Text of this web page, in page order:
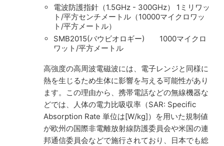
電波防護指針（1.5GHz - 300GHz） 1ミリワッ
ト/平方センチメートル（10000マイクロワッ
ト/平方メートル）
SMB2015(バウビオロギー) 1000マイクロ
ワット/平方メートル
高強度の高周波電磁波には、電子レンジと同様に
熱を生じるため生体に影響を与える可能性があり
ます。この理由から、携帯電話などの無線機器な
どでは、人体の電力比吸収率（SAR: Specific
Absorption Rate 単位は[W/kg]）を用いた規制値
が欧州の国際非電離放射線防護委員会や米国の連
邦通信委員会などで施行されており、日本でも総